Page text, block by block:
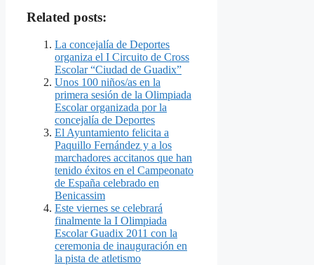
Related posts:
La concejalía de Deportes
organiza el I Circuito de Cross
Escolar “Ciudad de Guadix”
Unos 100 niños/as en la
primera sesión de la Olimpiada
Escolar organizada por la
concejalía de Deportes
El Ayuntamiento felicita a
Paquillo Fernández y a los
marchadores accitanos que han
tenido éxitos en el Campeonato
de España celebrado en
Benicassim
Este viernes se celebrará
finalmente la I Olimpiada
Escolar Guadix 2011 con la
ceremonia de inauguración en
la pista de atletismo